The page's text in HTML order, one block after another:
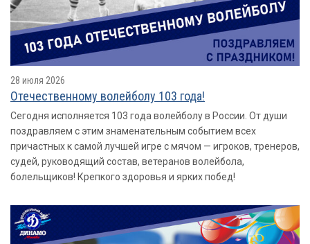
28 июля 2026
Отечественному волейболу 103 года!
Сегодня исполняется 103 года волейболу в России. От души
поздравляем с этим знаменательным событием всех
причастных к самой лучшей игре с мячом — игроков, тренеров,
судей, руководящий состав, ветеранов волейбола,
болельщиков! Крепкого здоровья и ярких побед!